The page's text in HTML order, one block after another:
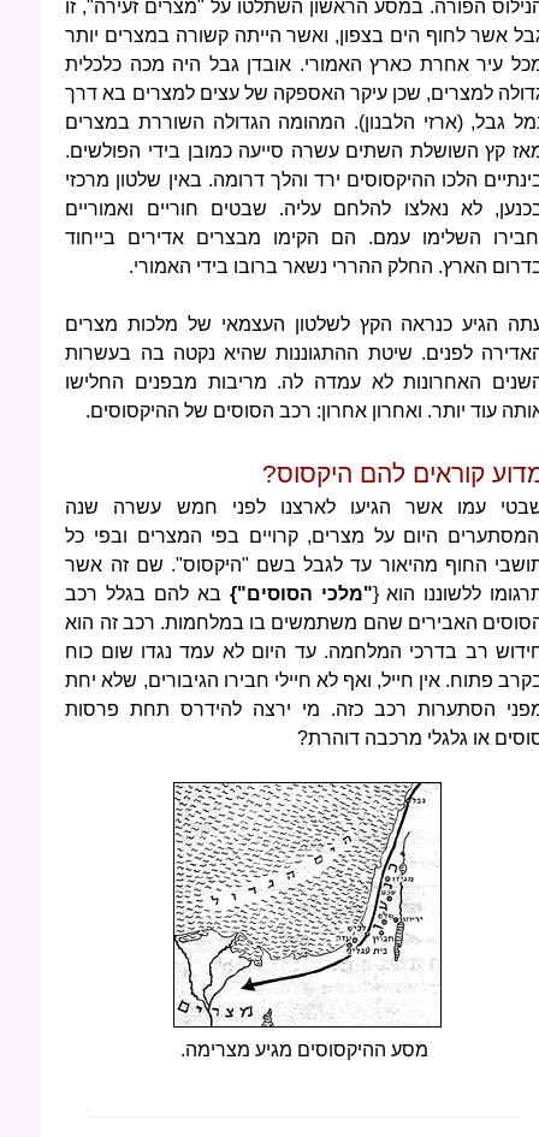
הפורה. במסע הראשון השתלטו על "מצרים זעירה", זו
אשר לחוף הים בצפון, ואשר הייתה קשורה במצרים יותר
עיר אחרת כארץ האמורי. אובדן גבל היה מכה כלכלית
למצרים, שכן עיקר האספקה של עצים למצרים בא דרך
גבל, (ארזי הלבנון). המהומה הגדולה השוררת במצרים
קץ השושלת השתים עשרה סייעה כמובן בידי הפולשים.
הלכו ההיקסוסים ירד והלך דרומה. באין שלטון מרכזי
לא נאלצו להלחם עליה. שבטים חוריים ואמוריים
השלימו עמם. הם הקימו מבצרים אדירים בייחוד
הארץ. החלק ההררי נשאר ברובו בידי האמורי.
הגיע כנראה הקץ לשלטון העצמאי של מלכות מצרים
לפנים. שיטת ההתגוננות שהיא נקטה בה בעשרות
האחרונות לא עמדה לה. מריבות מבפנים החלישו
עוד יותר. ואחרון אחרון: רכב הסוסים של ההיקסוסים.
קוראים להם היקסוס?
עמו אשר הגיעו לארצנו לפני חמש עשרה שנה
היום על מצרים, קרויים בפי המצרים ובפי כל
החוף מהיאור עד לגבל בשם "היקסוס". שם זה אשר
ללשוננו הוא {"מלכי הסוסים"} בא להם בגלל רכב
האבירים שהם משתמשים בו במלחמות. רכב זה הוא
רב בדרכי המלחמה. עד היום לא עמד נגדו שום כוח
פתוח. אין חייל, ואף לא חיילי חבירו הגיבורים, שלא יחת
הסתערות רכב כזה. מי ירצה להידרס תחת פרסות
או גלגלי מרכבה דוהרת?
מסע ההיקסוסים מגיע מצרימה.